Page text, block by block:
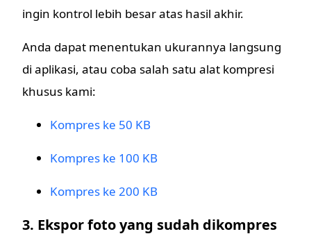
ingin kontrol lebih besar atas hasil akhir.
Anda dapat menentukan ukurannya langsung
di aplikasi, atau coba salah satu alat kompresi
khusus kami:
Kompres ke 50 KB
Kompres ke 100 KB
Kompres ke 200 KB
3. Ekspor foto yang sudah dikompres